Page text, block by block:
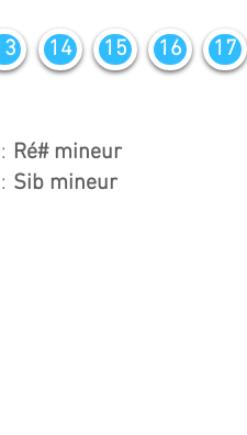
Ré# mineur
Sib mineur
14 15 16 17